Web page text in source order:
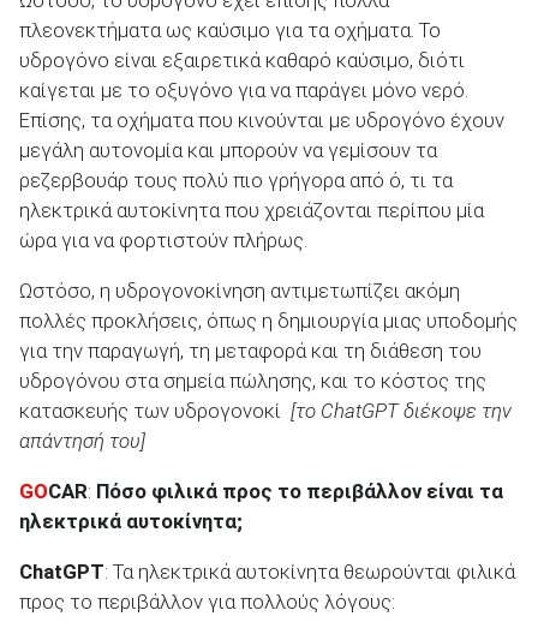
πλεονεκτήματα ως καύσιμο για τα οχήματα. Το
υδρογόνο είναι εξαιρετικά καθαρό καύσιμο, διότι
καίγεται με το οξυγόνο για να παράγει μόνο νερό.
Επίσης, τα οχήματα που κινούνται με υδρογόνο έχουν
μεγάλη αυτονομία και μπορούν να γεμίσουν τα
ρεζερβουάρ τους πολύ πιο γρήγορα από ό, τι τα
ηλεκτρικά αυτοκίνητα που χρειάζονται περίπου μία
ώρα για να φορτιστούν πλήρως.
Ωστόσο, η υδρογονοκίνηση αντιμετωπίζει ακόμη
πολλές προκλήσεις, όπως η δημιουργία μιας υποδομής
για την παραγωγή, τη μεταφορά και τη διάθεση του
υδρογόνου στα σημεία πώλησης, και το κόστος της
κατασκευής των υδρογονοκί [το ChatGPT διέκοψε την
απάντησή του]
GOCAR: Πόσο φιλικά προς το περιβάλλον είναι τα
ηλεκτρικά αυτοκίνητα;
ChatGPT: Τα ηλεκτρικά αυτοκίνητα θεωρούνται φιλικά
προς το περιβάλλον για πολλούς λόγους: